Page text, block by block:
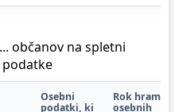
občanov na spletni
podatke
Osebni
podatki, ki
Rok hrambe
osebnih